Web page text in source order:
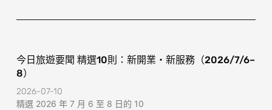
-
m
今日旅遊要聞 精選10則：新開業・新服務（2026/7/6–
8）
2026-07-10
精選 2026 年 7 月 6 至 8 日的 10